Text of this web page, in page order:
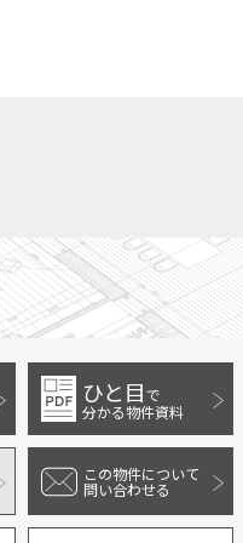
ひと目で
分かる物件資料
この物件について
問い合わせる